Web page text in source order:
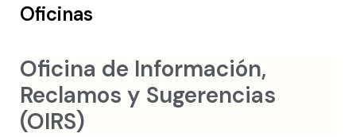
Oficinas
Oficina de Información,
Reclamos y Sugerencias
(OIRS)